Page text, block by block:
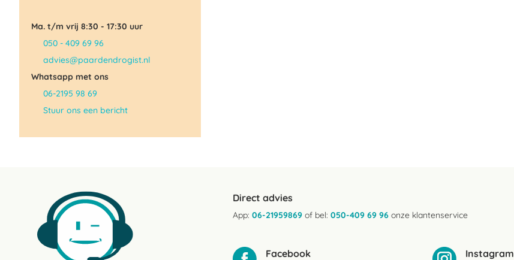
Ma. t/m vrij 8:30 - 17:30 uur
050 - 409 69 96
advies@paardendrogist.nl
Whatsapp met ons
06-2195 98 69
Stuur ons een bericht
Direct advies
App: 06-21959869 of bel: 050-409 69 96 onze klantenservice
Facebook Instagram